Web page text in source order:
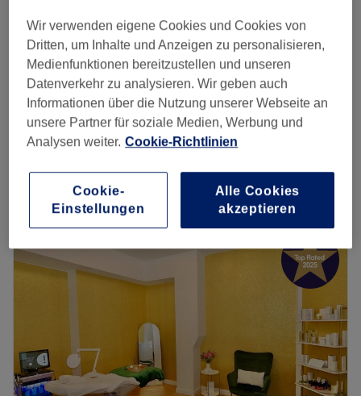
EM – Contouring Paket Po + Oberschenkel
(Vorderseite & Hinterseite)
1 Std. 30 Min.
159 €
373,50 €
EM – Contouring Paket Po + Bizeps &
Trizeps
1 Std. 30 Min.
159 €
Montag 10:00–18:30
Dienstag
10:00–18:30
Mittwoch
10:00–18:30
Donnerstag
–18:30
18:30
16:00
Geschlossen
Das Beba Beauty in der Konstanzer Straße 63 ist ein
kleiner und feiner Beautysalon in unmittelbarer Nähe zum
Wir verwenden eigene Cookies und Cookies von
Dritten, um Inhalte und Anzeigen zu personalisieren,
Medienfunktionen bereitzustellen und unseren
Datenverkehr zu analysieren. Wir geben auch
Informationen über die Nutzung unserer Webseite an
unsere Partner für soziale Medien, Werbung und
Analysen weiter. Cookie-Richtlinien
Cookie-
Einstellungen
Alle Cookies
akzeptieren